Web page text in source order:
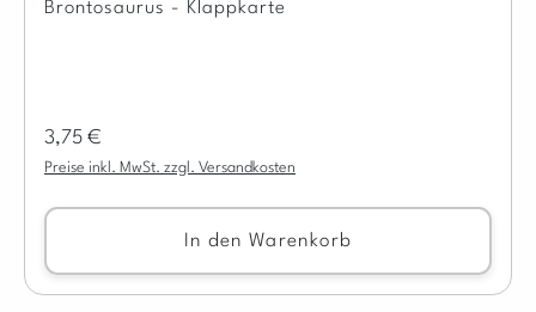
Brontosaurus - Klappkarte
Regulärer Preis:
3,75 €
Preise inkl. MwSt. zzgl. Versandkosten
In den Warenkorb